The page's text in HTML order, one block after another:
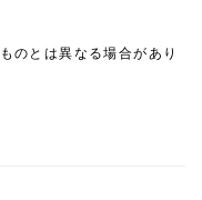
のとは異なる場合があり